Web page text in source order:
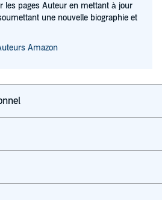
les pages Auteur en mettant à jour
une nouvelle biographie et
Amazon